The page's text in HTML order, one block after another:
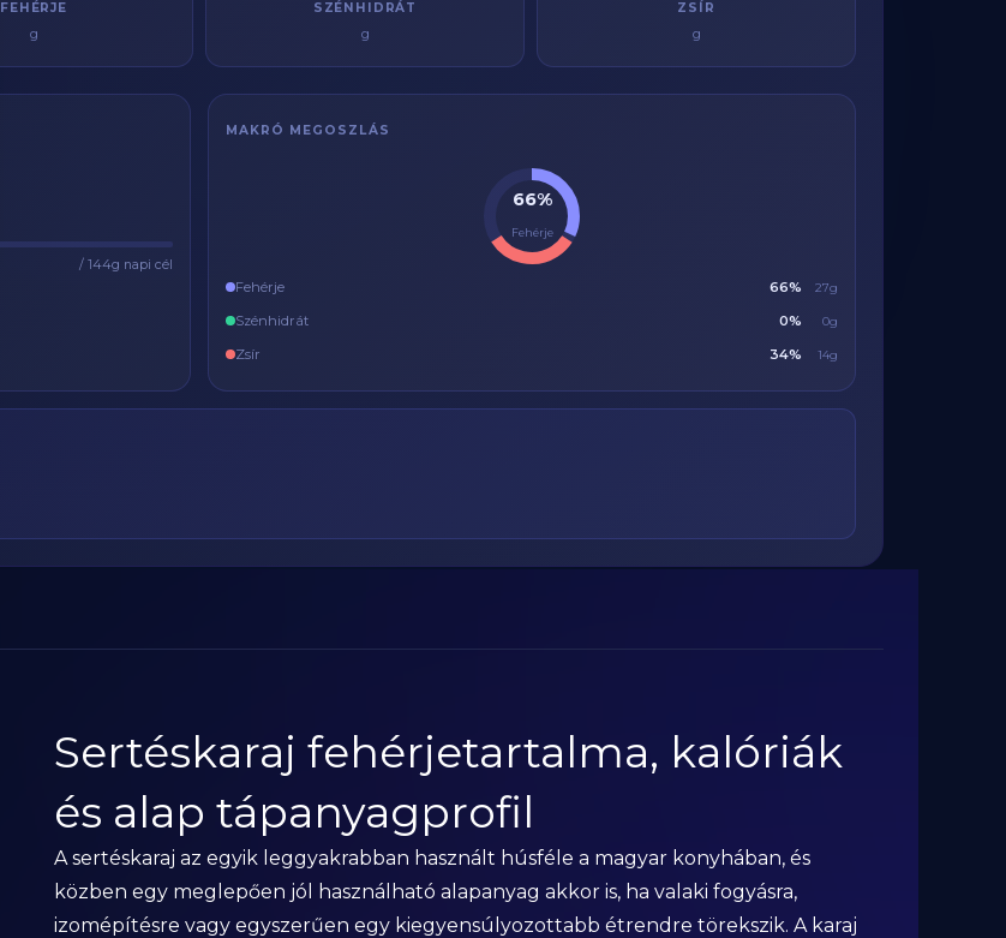
FEHÉRJE
g
SZÉNHIDRÁT
g
ZSÍR
g
/ 144g napi cél
MAKRÓ MEGOSZLÁS
66%
Fehérje
Fehérje 66% 27g
Szénhidrát 0% 0g
Zsír 34% 14g
Sertéskaraj fehérjetartalma, kalóriák
és alap tápanyagprofil
A sertéskaraj az egyik leggyakrabban használt húsféle a magyar konyhában, és
közben egy meglepően jól használható alapanyag akkor is, ha valaki fogyásra,
izomépítésre vagy egyszerűen egy kiegyensúlyozottabb étrendre törekszik. A karaj